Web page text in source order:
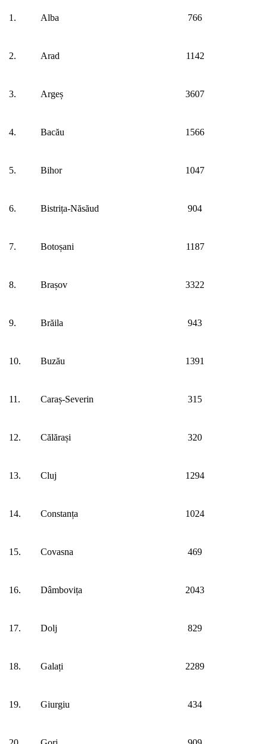
1. Alba 766
2. Arad 1142
3. Argeș 3607
4. Bacău 1566
5. Bihor 1047
6. Bistrița-Năsăud 904
7. Botoșani 1187
8. Brașov 3322
9. Brăila 943
10. Buzău 1391
11. Caraș-Severin 315
12. Călărași 320
13. Cluj 1294
14. Constanța 1024
15. Covasna 469
16. Dâmbovița 2043
17. Dolj 829
18. Galați 2289
19. Giurgiu 434